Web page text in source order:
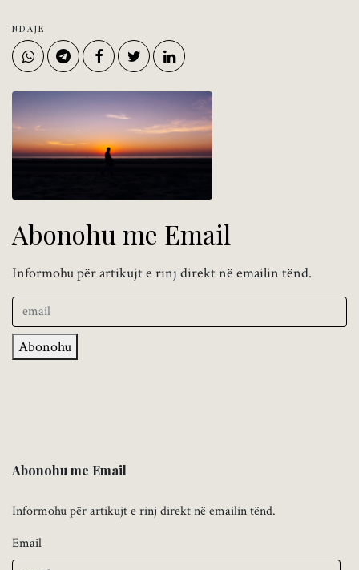
NDAJE
Abonohu me Email
Informohu për artikujt e rinj direkt në emailin tënd.
Abonohu
Abonohu me Email
Informohu për artikujt e rinj direkt në emailin tënd.
Email